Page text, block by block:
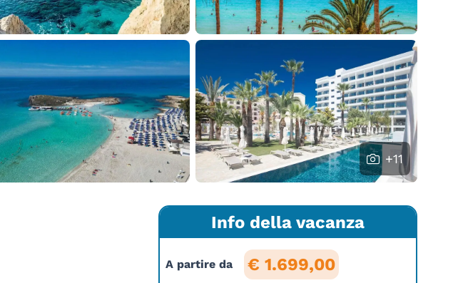
+11
Info della vacanza
A partire da € 1.699,00